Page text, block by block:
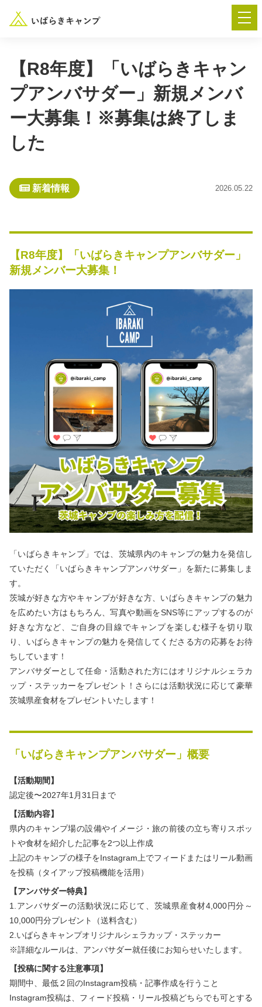
― AUTUMN FESTA 2026 ―
イベント-トップ
イベント情報 春夏キャンプ
秋冬キャンプ
利用規約
プライバシーポリシー
【R8年度】「いばらきキャン
プアンバサダー」新規メンバ
ー大募集！※募集は終了しま
した
新着情報 2026.05.22
【R8年度】「いばらきキャンプアンバサダー」
新規メンバー大募集！
「いばらきキャンプ」では、茨城県内のキャンプの魅力を発信し
ていただく「いばらきキャンプアンバサダー」を新たに募集しま
す。
茨城が好きな方やキャンプが好きな方、いばらきキャンプの魅力
を広めたい方はもちろん、写真や動画をSNS等にアップするのが
好きな方など、ご自身の目線でキャンプを楽しむ様子を切り取
り、いばらきキャンプの魅力を発信してくださる方の応募をお待
ちしています！
アンバサダーとして任命・活動された方にはオリジナルシェラカ
ップ・ステッカーをプレゼント！さらには活動状況に応じて豪華
茨城県産食材をプレゼントいたします！
「いばらきキャンプアンバサダー」概要
【活動期間】
認定後〜2027年1月31日まで
【活動内容】
県内のキャンプ場の設備やイメージ・旅の前後の立ち寄りスポッ
トや食材を紹介した記事を2つ以上作成
上記のキャンプの様子をInstagram上でフィードまたはリール動画
を投稿（タイアップ投稿機能を活用）
【アンバサダー特典】
1.アンバサダーの活動状況に応じて、茨城県産食材4,000円分～
10,000円分プレゼント（送料含む）
2.いばらきキャンプオリジナルシェラカップ・ステッカー
※詳細なルールは、アンバサダー就任後にお知らせいたします。
【投稿に関する注意事項】
期間中、最低２回のInstagram投稿・記事作成を行うこと
Instagram投稿は、フィード投稿・リール投稿どちらでも可とする